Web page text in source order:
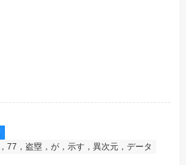
77，盗塁，が，示す，異次元，データ